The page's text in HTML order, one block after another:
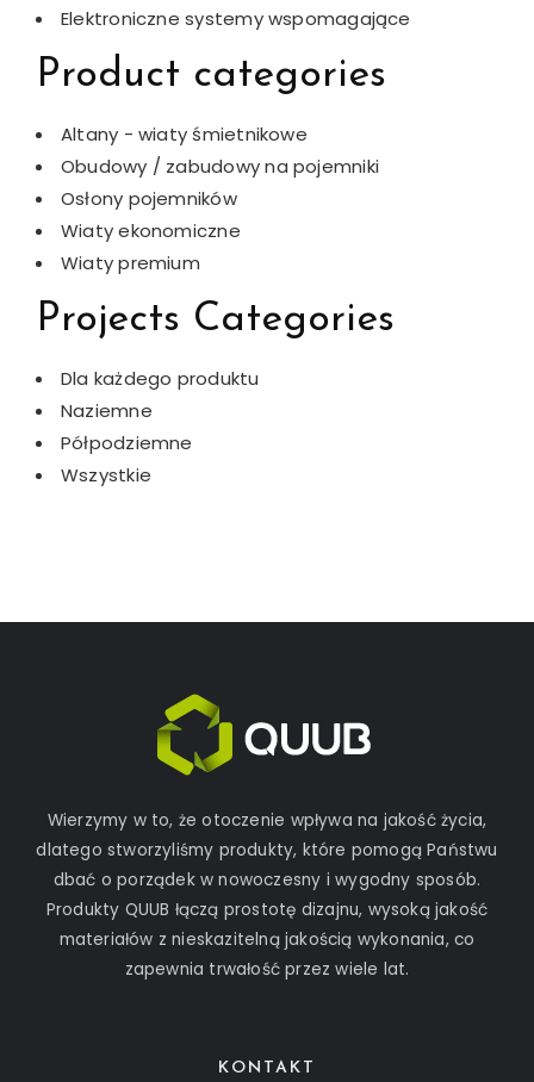
Elektroniczne systemy wspomagające
Product categories
Altany - wiaty śmietnikowe
Obudowy / zabudowy na pojemniki
Osłony pojemników
Wiaty ekonomiczne
Wiaty premium
Projects Categories
Dla każdego produktu
Naziemne
Półpodziemne
Wszystkie
Wierzymy w to, że otoczenie wpływa na jakość życia,
dlatego stworzyliśmy produkty, które pomogą Państwu
dbać o porządek w nowoczesny i wygodny sposób.
Produkty QUUB łączą prostotę dizajnu, wysoką jakość
materiałów z nieskazitelną jakością wykonania, co
zapewnia trwałość przez wiele lat.
KONTAKT